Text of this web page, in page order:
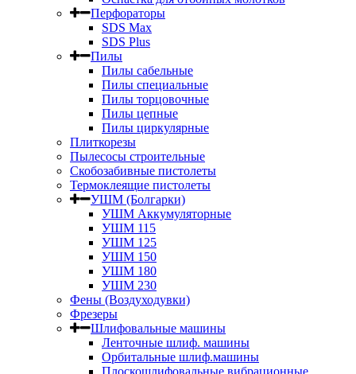
Перфораторы
SDS Max
SDS Plus
Пилы
Пилы сабельные
Пилы специальные
Пилы торцовочные
Пилы цепные
Пилы циркулярные
Плиткорезы
Пылесосы строительные
Скобозабивные пистолеты
Термоклеящие пистолеты
УШМ (Болгарки)
УШМ Аккумуляторные
УШМ 115
УШМ 125
УШМ 150
УШМ 180
УШМ 230
Фены (Воздуходувки)
Фрезеры
Шлифовальные машины
Ленточные шлиф. машины
Орбитальные шлиф.машины
Плоскошлифовальные вибрационные